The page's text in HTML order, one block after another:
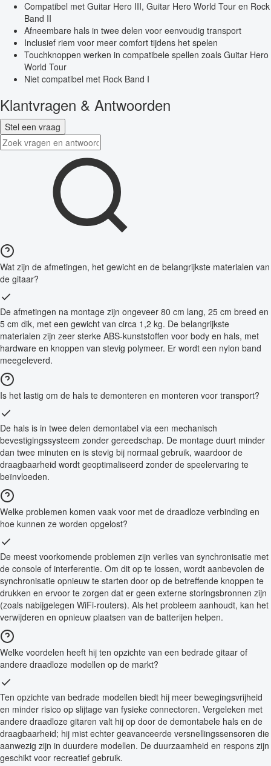
Compatibel met Guitar Hero III, Guitar Hero World Tour en Rock
Band II
Afneembare hals in twee delen voor eenvoudig transport
Inclusief riem voor meer comfort tijdens het spelen
Touchknoppen werken in compatibele spellen zoals Guitar Hero
World Tour
Niet compatibel met Rock Band I
Klantvragen & Antwoorden
Stel een vraag
Wat zijn de afmetingen, het gewicht en de belangrijkste materialen van
de gitaar?
De afmetingen na montage zijn ongeveer 80 cm lang, 25 cm breed en
5 cm dik, met een gewicht van circa 1,2 kg. De belangrijkste
materialen zijn zeer sterke ABS-kunststoffen voor body en hals, met
hardware en knoppen van stevig polymeer. Er wordt een nylon band
meegeleverd.
Is het lastig om de hals te demonteren en monteren voor transport?
De hals is in twee delen demontabel via een mechanisch
bevestigingssysteem zonder gereedschap. De montage duurt minder
dan twee minuten en is stevig bij normaal gebruik, waardoor de
draagbaarheid wordt geoptimaliseerd zonder de speelervaring te
beïnvloeden.
Welke problemen komen vaak voor met de draadloze verbinding en
hoe kunnen ze worden opgelost?
De meest voorkomende problemen zijn verlies van synchronisatie met
de console of interferentie. Om dit op te lossen, wordt aanbevolen de
synchronisatie opnieuw te starten door op de betreffende knoppen te
drukken en ervoor te zorgen dat er geen externe storingsbronnen zijn
(zoals nabijgelegen WiFi-routers). Als het probleem aanhoudt, kan het
verwijderen en opnieuw plaatsen van de batterijen helpen.
Welke voordelen heeft hij ten opzichte van een bedrade gitaar of
andere draadloze modellen op de markt?
Ten opzichte van bedrade modellen biedt hij meer bewegingsvrijheid
en minder risico op slijtage van fysieke connectoren. Vergeleken met
andere draadloze gitaren valt hij op door de demontabele hals en de
draagbaarheid; hij mist echter geavanceerde versnellingssensoren die
aanwezig zijn in duurdere modellen. De duurzaamheid en respons zijn
geschikt voor recreatief gebruik.